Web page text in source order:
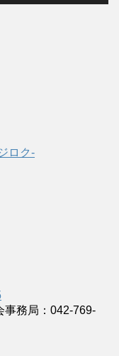
ロク-
事務局：042-769-